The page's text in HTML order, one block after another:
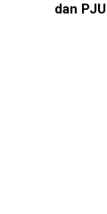
dan PJU